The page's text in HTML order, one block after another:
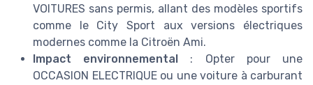
VOITURES sans permis, allant des modèles sportifs
comme le City Sport aux versions électriques
modernes comme la Citroën Ami.
Impact environnemental : Opter pour une
OCCASION ELECTRIQUE ou une voiture à carburant